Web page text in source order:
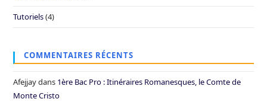
Tutoriels(4)
COMMENTAIRES RÉCENTS
Afejjaydans 1ère Bac Pro : Itinéraires Romanesques, le Comte de
Monte Cristo